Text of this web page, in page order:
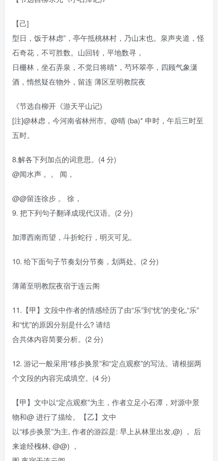
【己]
型日，饭于林虑”，亭午抵桃林村，乃山末也。泉声夹道，怪
石奇花，不可胜数。山回转，平地数寻，
日栅林，坐石弄泉，不觉日将晴*，芍环翠亭，四顾气象潇
酒，惰然疑在物外，留连 薄区至明教院夜
《节选自柳开《游天平山记)
[注]@林虑，今河南省林州市。@晴 (ba)* 申时，午后三时至
五时。
8.解各下列加点的词意思。(4 分)
@闻水声 。。 闻，
@@留连徐步 。 徐，
9. 把下列句子翻译成现代汉语。(2 分)
加潭西南而望，斗折蛇行，明灭可见。
10. 给下面句子节奏划分节奏，划两处。(2 分)
薄莆至明教院夜宿于连云阁
11.【甲】文段中作者的情感经历了由“乐”到“忧”的变化,“乐”
和“忧”的原因分别是什么? 请结
合共体内容简要分析。(2 分)
12. 游记一般采用“移步换景”和“定点观察”的写法。请根据两
个文段的内容完成填空。(4 分)
【甲】文中以“定点观察”为主，作者立足小石潭，对源中景
物和@ 进行了描绘。【乙】文中
以“移步换景”为主, 作者的游踪是: 早上从林里出发,@) ， 后
来途经槐林, @@) ，